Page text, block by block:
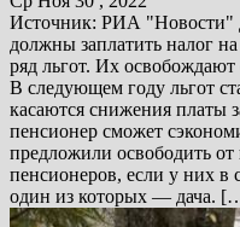
Источник: РИА "Новости"
должны заплатить налог
ряд льгот. Их освобождают
В следующем году льгот
касаются снижения платы
пенсионер сможет
предложили освободить
пенсионеров, если у них в
один из которых — дача.